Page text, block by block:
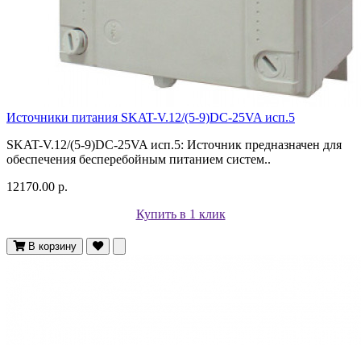
Источники питания SKAT-V.12/(5-9)DC-25VA исп.5
SKAT-V.12/(5-9)DC-25VA исп.5: Источник предназначен для
обеспечения бесперебойным питанием систем..
12170.00 р.
Купить в 1 клик
В корзину